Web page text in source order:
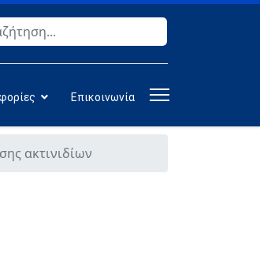
Επικοινωνία
ακτινιδίων